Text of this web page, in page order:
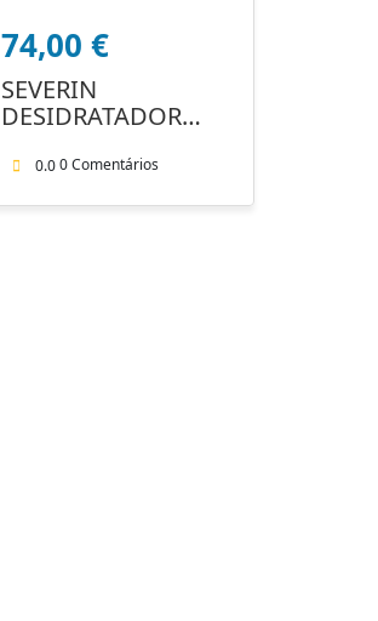
74,00 €
SEVERIN
DESIDRATADOR
0.00 Comentários